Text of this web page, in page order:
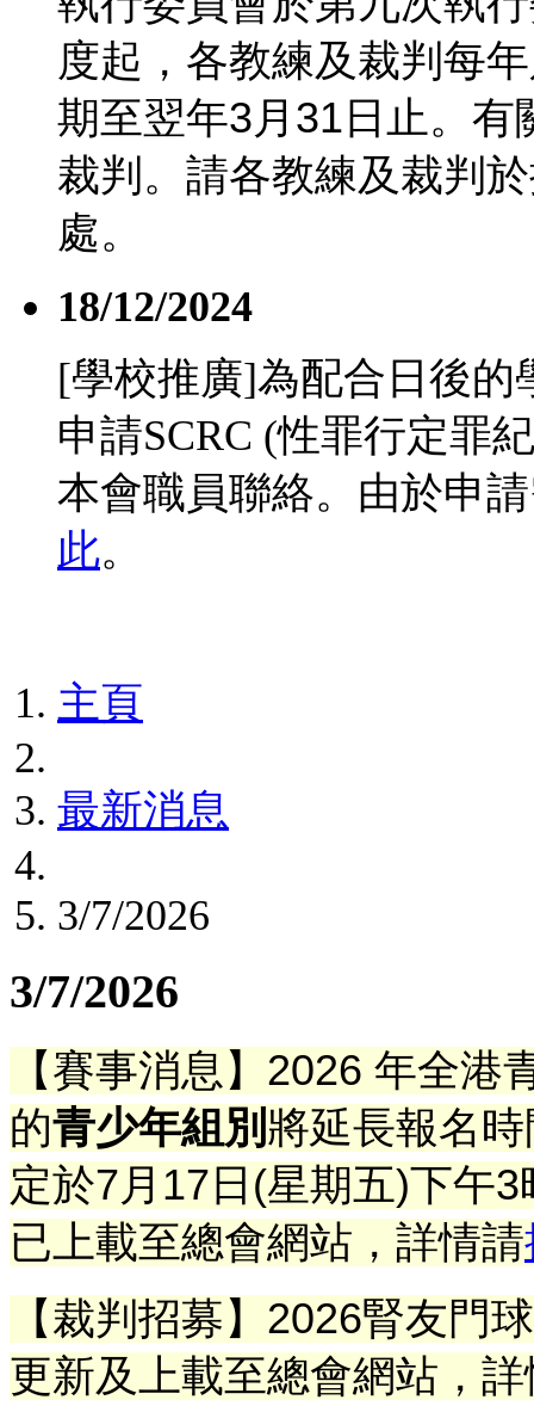
度起，各教練及裁判每
期至翌年3月 31 日止。
裁判。請各教練及裁判
處。
18/12/2024
[學校推廣]為配合日後的
申請SCRC (性罪行定罪
本會職員聯絡。由於申
此。
主頁
最新消息
3/7/2026
3/7/2026
【賽事消息】2026 年全
的青少年組別 將延長報名
定於7月17日(星期五)下午3
已上載至總會網站 ，詳情請
【裁判招募】2026腎友門
更新及上載至總會網站 ， 詳